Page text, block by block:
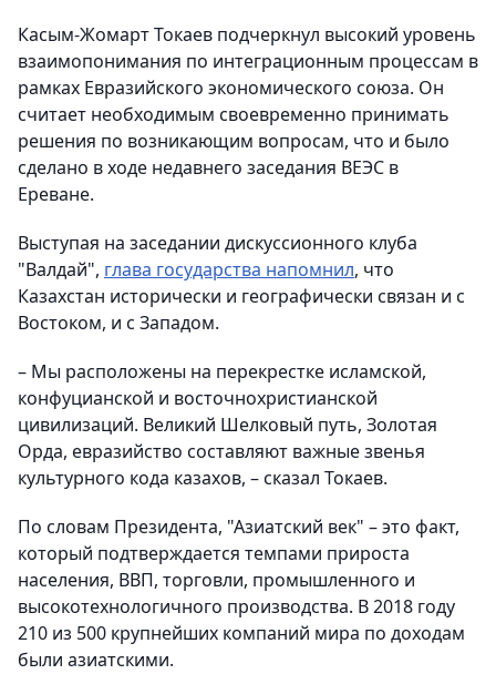
Касым-Жомарт Токаев подчеркнул высокий уровень
взаимопонимания по интеграционным процессам в
рамках Евразийского экономического союза. Он
считает необходимым своевременно принимать
решения по возникающим вопросам, что и было
сделано в ходе недавнего заседания ВЕЭС в
Ереване.
Выступая на заседании дискуссионного клуба
"Валдай", глава государства напомнил, что
Казахстан исторически и географически связан и с
Востоком, и с Западом.
– Мы расположены на перекрестке исламской,
конфуцианской и восточнохристианской
цивилизаций. Великий Шелковый путь, Золотая
Орда, евразийство составляют важные звенья
культурного кода казахов, – сказал Токаев.
По словам Президента, "Азиатский век" – это факт,
который подтверждается темпами прироста
населения, ВВП, торговли, промышленного и
высокотехнологичного производства. В 2018 году
210 из 500 крупнейших компаний мира по доходам
были азиатскими.